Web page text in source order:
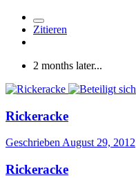
Zitieren
2 months later...
Rickeracke
GeschriebenAugust 29, 2012
Rickeracke